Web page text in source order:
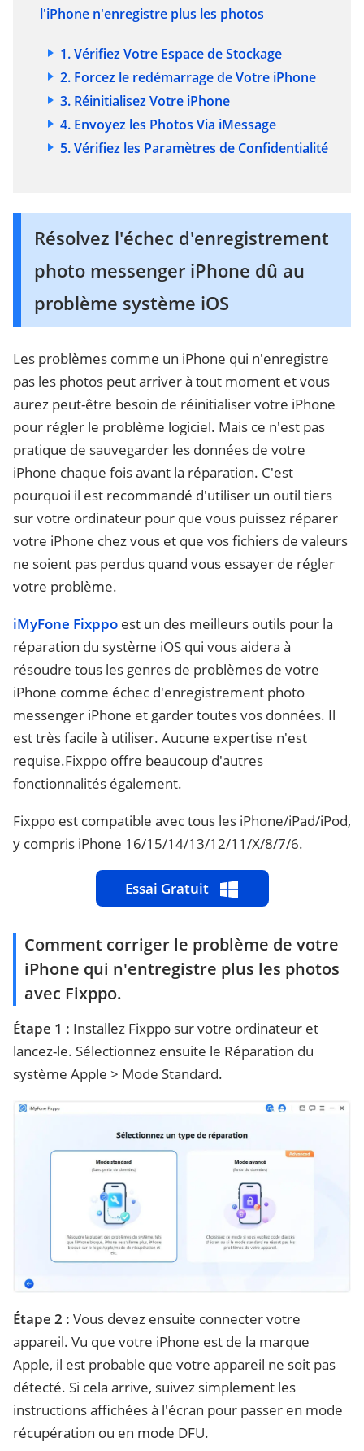
l'iPhone n'enregistre plus les photos
1. Vérifiez Votre Espace de Stockage
2. Forcez le redémarrage de Votre iPhone
3. Réinitialisez Votre iPhone
4. Envoyez les Photos Via iMessage
5. Vérifiez les Paramètres de Confidentialité
Résolvez l'échec d'enregistrement
photo messenger iPhone dû au
problème système iOS
Les problèmes comme un iPhone qui n'enregistre
pas les photos peut arriver à tout moment et vous
aurez peut-être besoin de réinitialiser votre iPhone
pour régler le problème logiciel. Mais ce n'est pas
pratique de sauvegarder les données de votre
iPhone chaque fois avant la réparation. C'est
pourquoi il est recommandé d'utiliser un outil tiers
sur votre ordinateur pour que vous puissez réparer
votre iPhone chez vous et que vos fichiers de valeurs
ne soient pas perdus quand vous essayer de régler
votre problème.
iMyFone Fixppo est un des meilleurs outils pour la
réparation du système iOS qui vous aidera à
résoudre tous les genres de problèmes de votre
iPhone comme échec d'enregistrement photo
messenger iPhone et garder toutes vos données. Il
est très facile à utiliser. Aucune expertise n'est
requise.Fixppo offre beaucoup d'autres
fonctionnalités également.
Fixppo est compatible avec tous les iPhone/iPad/iPod,
y compris iPhone 16/15/14/13/12/11/X/8/7/6.
Essai Gratuit
Comment corriger le problème de votre
iPhone qui n'entregistre plus les photos
avec Fixppo.
Étape 1 : Installez Fixppo sur votre ordinateur et
lancez-le. Sélectionnez ensuite le Réparation du
système Apple > Mode Standard.
Étape 2 : Vous devez ensuite connecter votre
appareil. Vu que votre iPhone est de la marque
Apple, il est probable que votre appareil ne soit pas
détecté. Si cela arrive, suivez simplement les
instructions affichées à l'écran pour passer en mode
récupération ou en mode DFU.